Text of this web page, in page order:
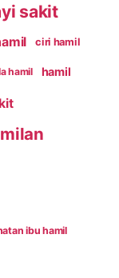
sakit
ciri hamil
hamil hamil
ibu hamil